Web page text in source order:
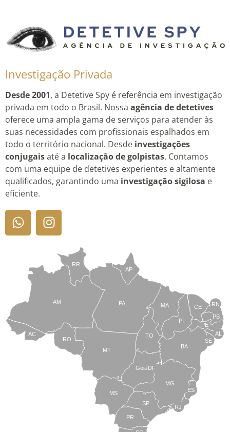
Investigação Privada
Desde 2001, a Detetive Spy é referência em investigação
privada em todo o Brasil. Nossa agência de detetives
oferece uma ampla gama de serviços para atender às
suas necessidades com profissionais espalhados em
todo o território nacional. Desde investigações
conjugaisaté a localização de golpistas. Contamos
com uma equipe de detetives experientes e altamente
qualificados, garantindo uma investigação sigilosa e
eficiente.
TO
BA
SE
PE
AL
RN
CE
PI
MA
AP
PA
RR
AM
AC
RO
MT
MS
Goiás
PR
SP
MG
RJ
ES
DF
PB